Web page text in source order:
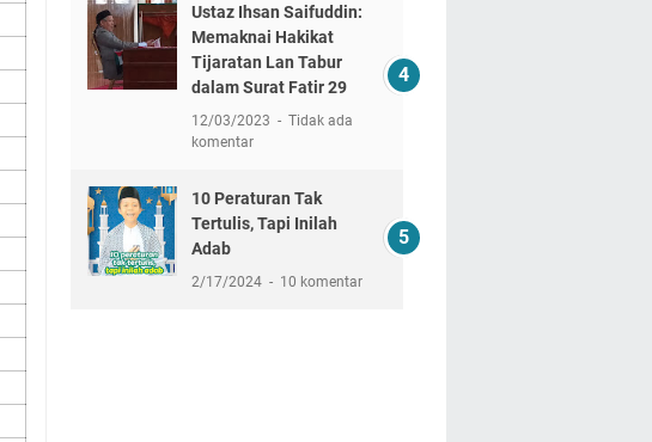
Ustaz Ihsan Saifuddin:
Memaknai Hakikat
Tijaratan Lan Tabur
dalam Surat Fatir 29
12/03/2023
Tidak ada
komentar
10 Peraturan Tak
Tertulis, Tapi Inilah
Adab
2/17/2024 10 komentar